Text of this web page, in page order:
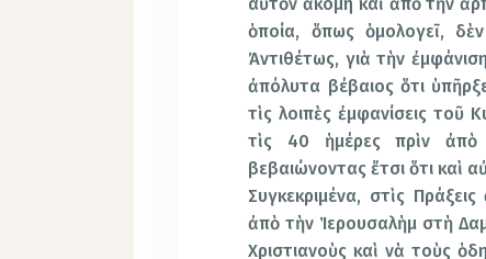
ὁποία, ὅπως ὁμολογεῖ,
Ἀντιθέτως, γιὰ τὴν
ἀπόλυτα βέβαιος ὅτι
τὶς λοιπὲς ἐμφανίσεις τοῦ
τὶς 40 ἡμέρες πρὶν
βεβαιώνοντας ἔτσι ὅτι καὶ
Συγκεκριμένα, στὶς
ἀπὸ τὴν Ἱερουσαλὴμ στὴ
Χριστιανοὺς καὶ νὰ τοὺς